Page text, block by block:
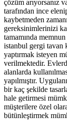
çözüm arıyorsanız
tarafından ince
kaybetmeden
gereksinimlerinizi
tamamında
istanbul gergi tavan
yaptırmak isteyen
verilmektedir.
alanlarda
yapılmıştır.
bir kaç şekilde
hale getirmesi
müşterilere özel
bütünleştirmek